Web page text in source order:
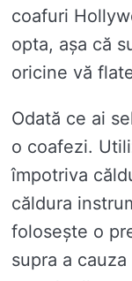
coafuri
opta, așa că
oricine vă
Odată ce ai
o coafezi.
împotriva
căldura
folosește o
supra a